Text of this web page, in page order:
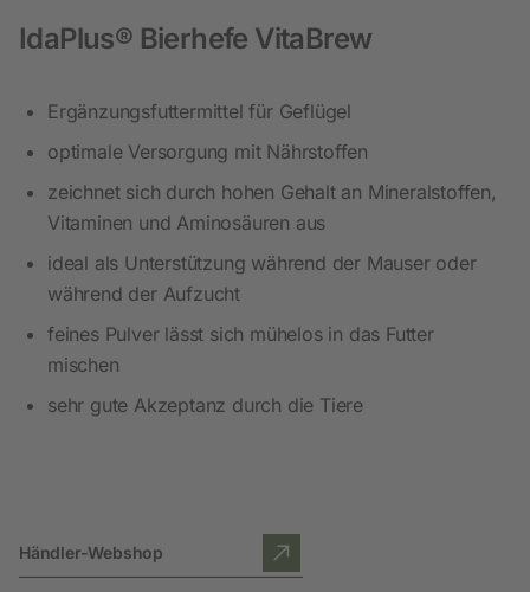
IdaPlus® Bierhefe VitaBrew
Ergänzungsfuttermittel für Geflügel
optimale Versorgung mit Nährstoffen
zeichnet sich durch hohen Gehalt an Mineralstoffen,
Vitaminen und Aminosäuren aus
ideal als Unterstützung während der Mauser oder
während der Aufzucht
feines Pulver lässt sich mühelos in das Futter
mischen
sehr gute Akzeptanz durch die Tiere
Händler-Webshop